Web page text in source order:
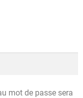
mot de passe sera